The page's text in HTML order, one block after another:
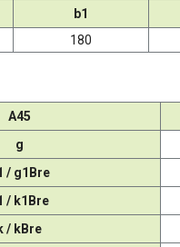
b1
180
A45
g
/ g1Bre
/ k1Bre
k / kBre